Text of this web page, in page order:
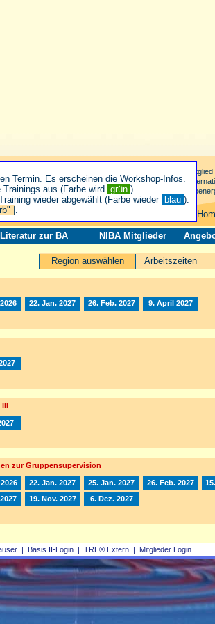
| Basis II‑Login | TRE® Extern | Mitglieder Login
Literatur zur BA NIBA Mitglieder
Arbeitszeiten
Region auswählen
22. Jan. 2027 26. Feb. 2027 9. April 2027
III
zur Gruppensupervision
22. Jan. 2027 25. Jan. 2027 26. Feb. 2027
19. Nov. 2027 6. Dez. 2027
Termin. Es erscheinen die Workshop-Infos.
aus (Farbe wird grün ).
wieder abgewählt (Farbe wieder blau ).
| .